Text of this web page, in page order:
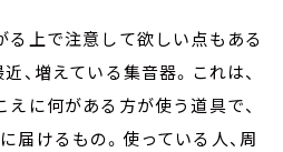
る上で注意して欲しい点もある
、増えている集音器。これは、
えに何がある方が使う道具で、
届けるもの。使っている人、周